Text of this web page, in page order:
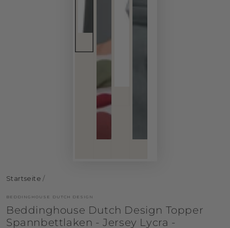
Startseite /
BEDDINGHOUSE DUTCH DESIGN
Beddinghouse Dutch Design Topper
Spannbettlaken - Jersey Lycra -